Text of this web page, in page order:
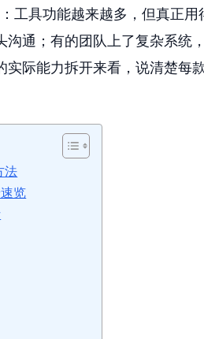
工具功能越来越多，但真正用
通；有的团队上了复杂系统
际能力拆开来看，说清楚每
法
览